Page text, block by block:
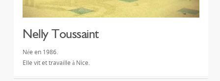
Nelly Toussaint
Née en 1986.
Elle vit et travaille à Nice.